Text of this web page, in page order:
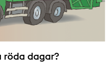
röda dagar?